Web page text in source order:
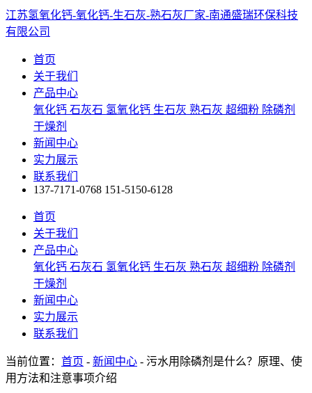
江苏氢氧化钙-氧化钙-生石灰-熟石灰厂家-南通盛瑞环保科技
有限公司
首页
关于我们
产品中心
氧化钙 石灰石 氢氧化钙 生石灰 熟石灰 超细粉 除磷剂
干燥剂
新闻中心
实力展示
联系我们
137-7171-0768 151-5150-6128
首页
关于我们
产品中心
氧化钙 石灰石 氢氧化钙 生石灰 熟石灰 超细粉 除磷剂
干燥剂
新闻中心
实力展示
联系我们
当前位置： 首页 - 新闻中心 - 污水用除磷剂是什么？原理、使
用方法和注意事项介绍